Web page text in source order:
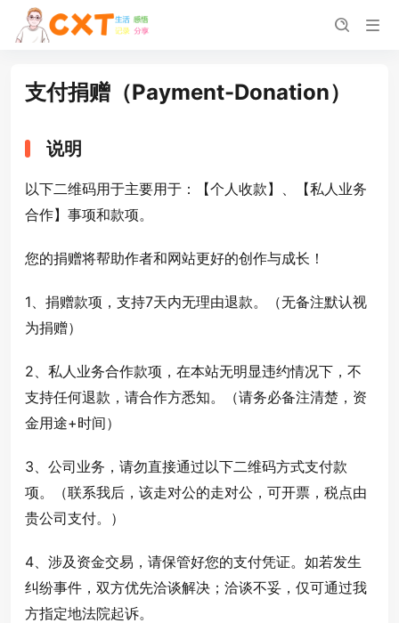
支付捐赠（Payment-Donation）
说明
以下二维码用于主要用于：【个人收款】、【私人业务
合作】事项和款项。
您的捐赠将帮助作者和网站更好的创作与成长！
1、捐赠款项，支持7天内无理由退款。（无备注默认视
为捐赠）
2、私人业务合作款项，在本站无明显违约情况下，不
支持任何退款，请合作方悉知。（请务必备注清楚，资
金用途+时间）
3、公司业务，请勿直接通过以下二维码方式支付款
项。（联系我后，该走对公的走对公，可开票，税点由
贵公司支付。）
4、涉及资金交易，请保管好您的支付凭证。如若发生
纠纷事件，双方优先洽谈解决；洽谈不妥，仅可通过我
方指定地法院起诉。